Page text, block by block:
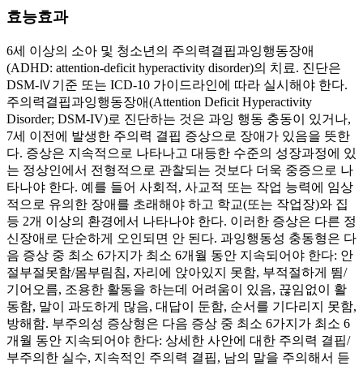
효능효과
6세 이상의 소아 및 청소년의 주의력결핍과잉행동장애
(ADHD: attention-deficit hyperactivity disorder)의 치료. 진단은
DSM-Ⅳ기준 또는 ICD-10 가이드라인에 따라 실시해야 한다.
주의력결핍과잉행동장애(Attention Deficit Hyperactivity
Disorder; DSM-IV)로 진단하는 것은 과잉 행동 충동이 있거나,
7세 이전에 발생한 주의력 결핍 증상으로 장애가 있음을 뜻한
다. 증상은 지속적으로 나타나고 대등한 수준의 성장과정에 있
는 정상인에서 전형적으로 관찰되는 것보다 더욱 중증으로 나
타나야 한다. 예를 들어 사회적, 사교적 또는 작업 능력에 임상
적으로 유의한 장애를 초래해야 하고 학교(또는 작업장)와 집
등 2개 이상의 환경에서 나타나야 한다. 이러한 증상은 다른 정
신장애로 단순하게 오인되면 안 된다. 과잉행동성 충동형은 다
음 증상 중 최소 6가지가 최소 6개월 동안 지속되어야 한다: 안
절부절못함/몸부림침, 자리에 앉아있지 못함, 부적절하게 뜀/
기어오름, 조용한 활동을 하는데 어려움이 있음, 끊임없이 활
동함, 말이 과도하게 많음, 대답이 둔함, 순서를 기다리지 못함,
방해함. 부주의성 증상형은 다음 증상 중 최소 6가지가 최소 6
개월 동안 지속되어야 한다: 상세한 사안에 대한 주의력 결핍/
부주의한 실수, 지속적인 주의력 결핍, 남의 말을 주의해서 듣